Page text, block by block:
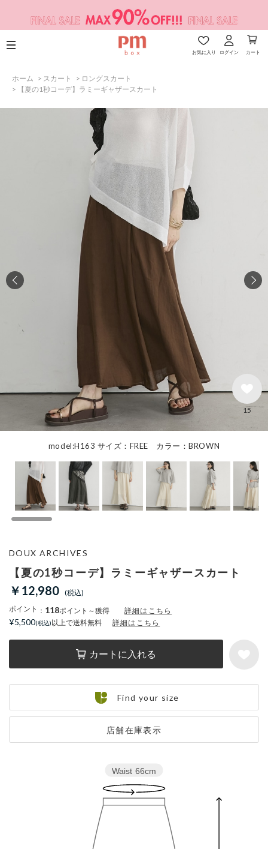
お気に入り ログイン カート
ホーム > スカート > ロングスカート
>
【夏の1秒コーデ】ラミーギャザースカート
model:H163 サイズ：FREE カラー：BROWN
15
【夏の1秒コーデ】ラミーギャザースカート
￥12,980
ポイント ： 118ポイント～獲得 詳細はこちら
カートに入れる
店舗在庫表示
DOUX ARCHIVES
¥5,500 以上で送料無料 詳細はこちら
Find your size
Waist 66cm